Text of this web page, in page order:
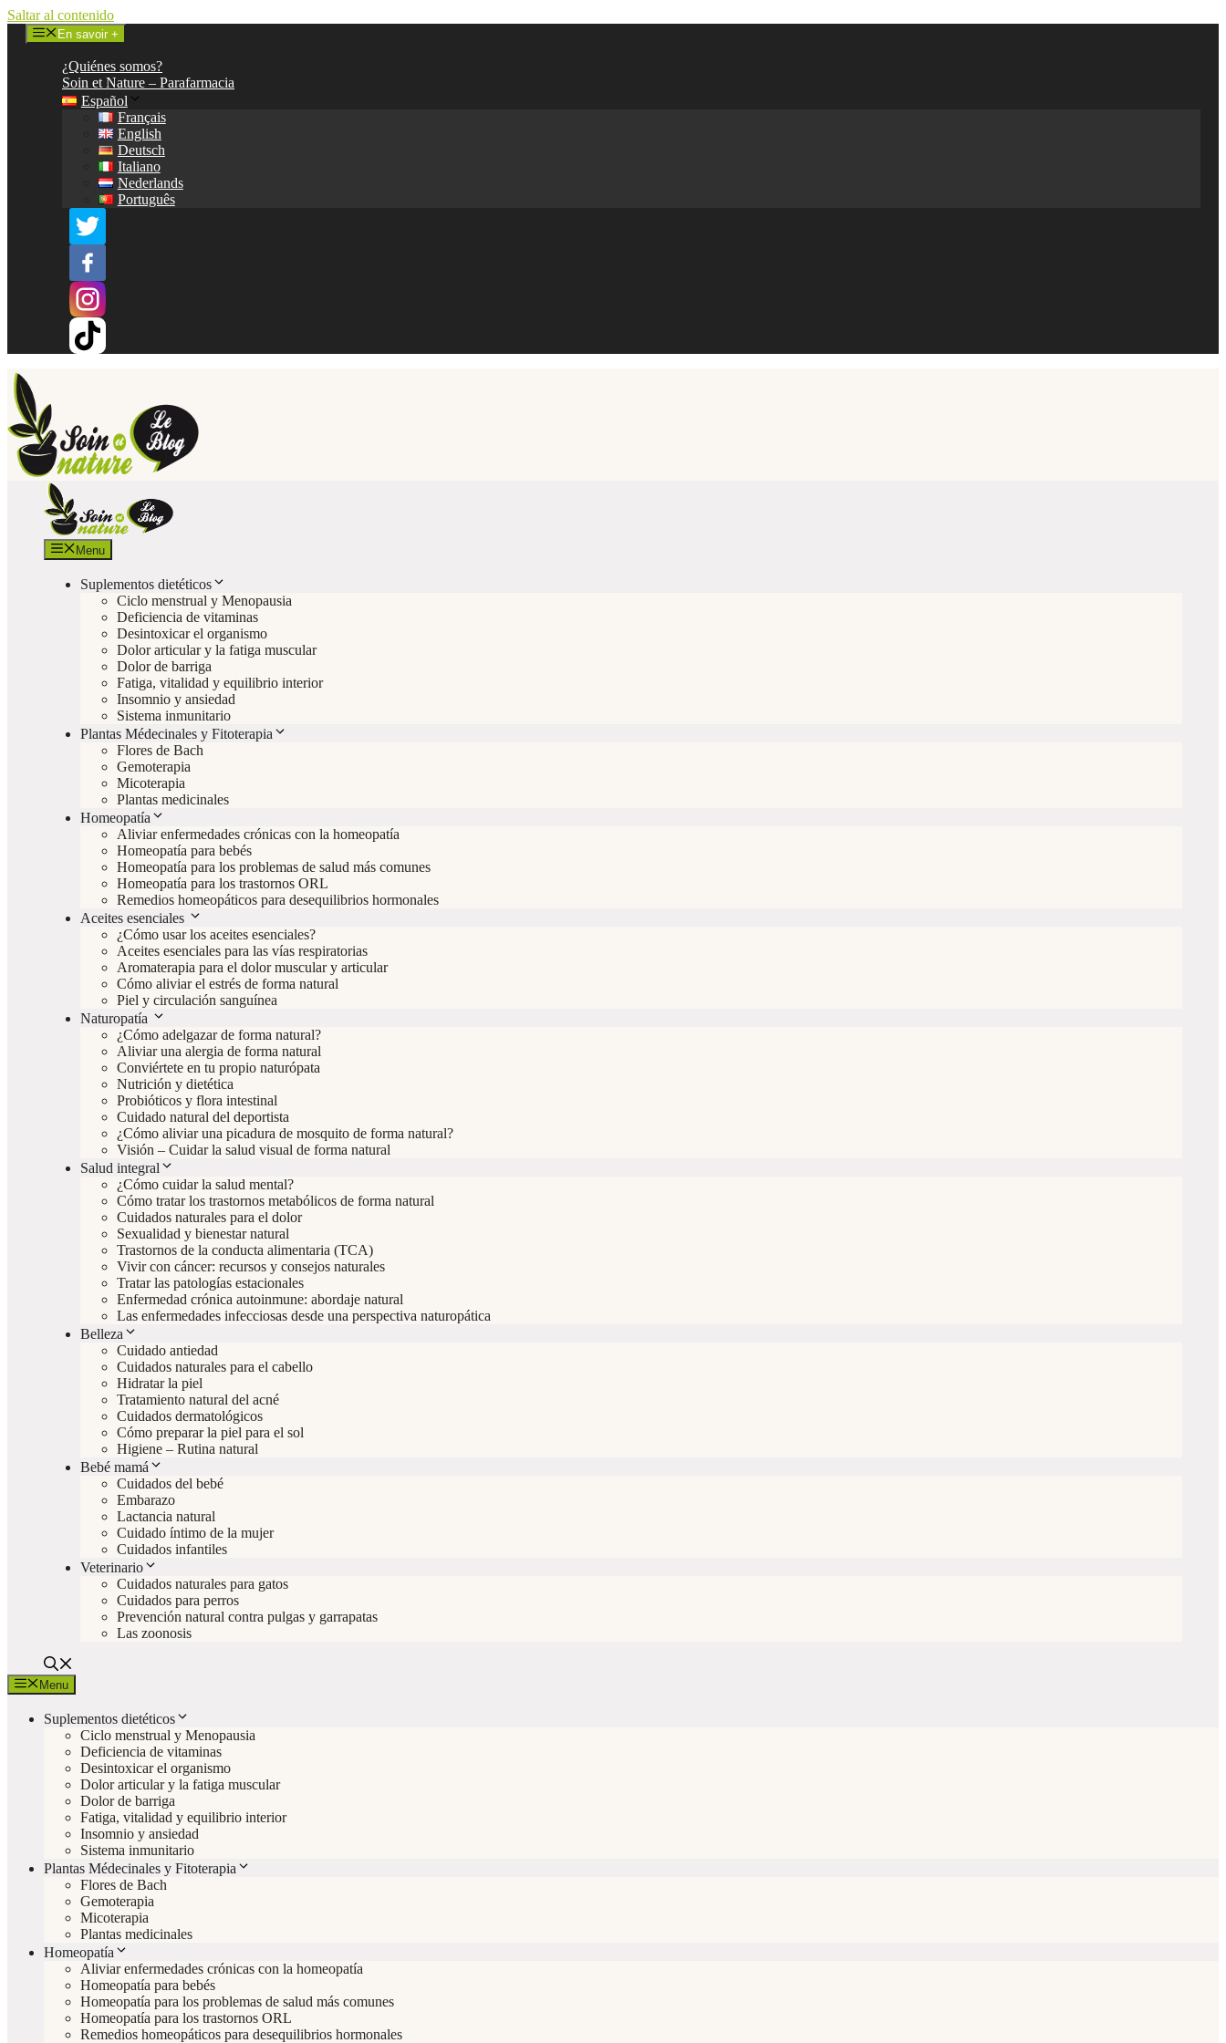
Saltar al contenido
En savoir +
¿Quiénes somos?
Soin et Nature – Parafarmacia
Español
Français
English
Deutsch
Italiano
Nederlands
Português
Menu
Suplementos dietéticos
Ciclo menstrual y Menopausia
Deficiencia de vitaminas
Desintoxicar el organismo
Dolor articular y la fatiga muscular
Dolor de barriga
Fatiga, vitalidad y equilibrio interior
Insomnio y ansiedad
Sistema inmunitario
Plantas Médecinales y Fitoterapia
Flores de Bach
Gemoterapia
Micoterapia
Plantas medicinales
Homeopatía
Aliviar enfermedades crónicas con la homeopatía
Homeopatía para bebés
Homeopatía para los problemas de salud más comunes
Homeopatía para los trastornos ORL
Remedios homeopáticos para desequilibrios hormonales
Aceites esenciales
¿Cómo usar los aceites esenciales?
Aceites esenciales para las vías respiratorias
Aromaterapia para el dolor muscular y articular
Cómo aliviar el estrés de forma natural
Piel y circulación sanguínea
Naturopatía
¿Cómo adelgazar de forma natural?
Aliviar una alergia de forma natural
Conviértete en tu propio naturópata
Nutrición y dietética
Probióticos y flora intestinal
Cuidado natural del deportista
¿Cómo aliviar una picadura de mosquito de forma natural?
Visión – Cuidar la salud visual de forma natural
Salud integral
¿Cómo cuidar la salud mental?
Cómo tratar los trastornos metabólicos de forma natural
Cuidados naturales para el dolor
Sexualidad y bienestar natural
Trastornos de la conducta alimentaria (TCA)
Vivir con cáncer: recursos y consejos naturales
Tratar las patologías estacionales
Enfermedad crónica autoinmune: abordaje natural
Las enfermedades infecciosas desde una perspectiva naturopática
Belleza
Cuidado antiedad
Cuidados naturales para el cabello
Hidratar la piel
Tratamiento natural del acné
Cuidados dermatológicos
Cómo preparar la piel para el sol
Higiene – Rutina natural
Bebé mamá
Cuidados del bebé
Embarazo
Lactancia natural
Cuidado íntimo de la mujer
Cuidados infantiles
Veterinario
Cuidados naturales para gatos
Cuidados para perros
Prevención natural contra pulgas y garrapatas
Las zoonosis
Menu
Suplementos dietéticos
Ciclo menstrual y Menopausia
Deficiencia de vitaminas
Desintoxicar el organismo
Dolor articular y la fatiga muscular
Dolor de barriga
Fatiga, vitalidad y equilibrio interior
Insomnio y ansiedad
Sistema inmunitario
Plantas Médecinales y Fitoterapia
Flores de Bach
Gemoterapia
Micoterapia
Plantas medicinales
Homeopatía
Aliviar enfermedades crónicas con la homeopatía
Homeopatía para bebés
Homeopatía para los problemas de salud más comunes
Homeopatía para los trastornos ORL
Remedios homeopáticos para desequilibrios hormonales